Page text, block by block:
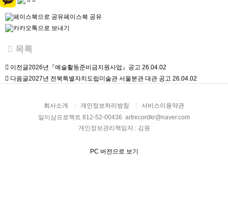
페이스북 공유
목록
이전글2026년『예술활동준비금지원사업』공고 26.04.02
다음글2027년 전북특별자치도립미술관 서울분관 대관 공고 26.04.02
회사소개 개인정보처리방침
서비스이용약관
일이삼프로젝트 812-52-00436 artrecordkr@naver.com
개인정보관리책임자 : 김원
PC 버전으로 보기